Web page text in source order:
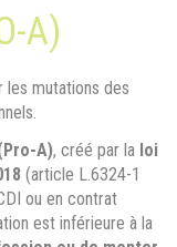
A)
les mutations des
A), créé par la loi
(article L.6324-1
ou en contrat
est inférieure à la